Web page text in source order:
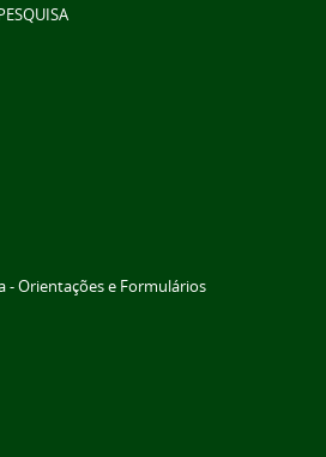
Orientações e Formulários